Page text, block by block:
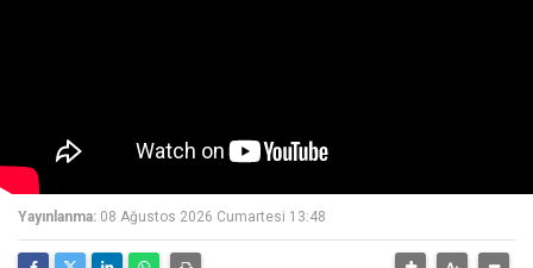
Yayınlanma: 08 Ağustos 2026 Cumartesi 13:48